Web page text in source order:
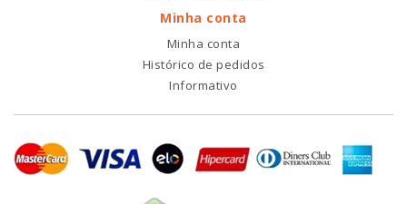
Minha conta
Minha conta
Histórico de pedidos
Informativo